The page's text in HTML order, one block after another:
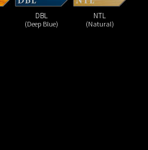
DBL
(Deep Blue)
NTL
(Natural)